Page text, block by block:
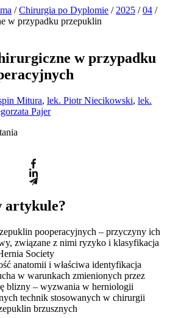
/Chirurgia po Dyplomie / 2025 /04 /
w przypadku przepuklin
w przypadku
Mitura, lek. Piotr Niecikowski, lek.
Pajer
artykule?
pooperacyjnych – przyczyny ich
związane z nimi ryzyko i klasyfikacja
Society
anatomii i właściwa identyfikacja
w warunkach zmienionych przez
blizny – wyzwania w herniologii
technik stosowanych w chirurgii
brzusznych